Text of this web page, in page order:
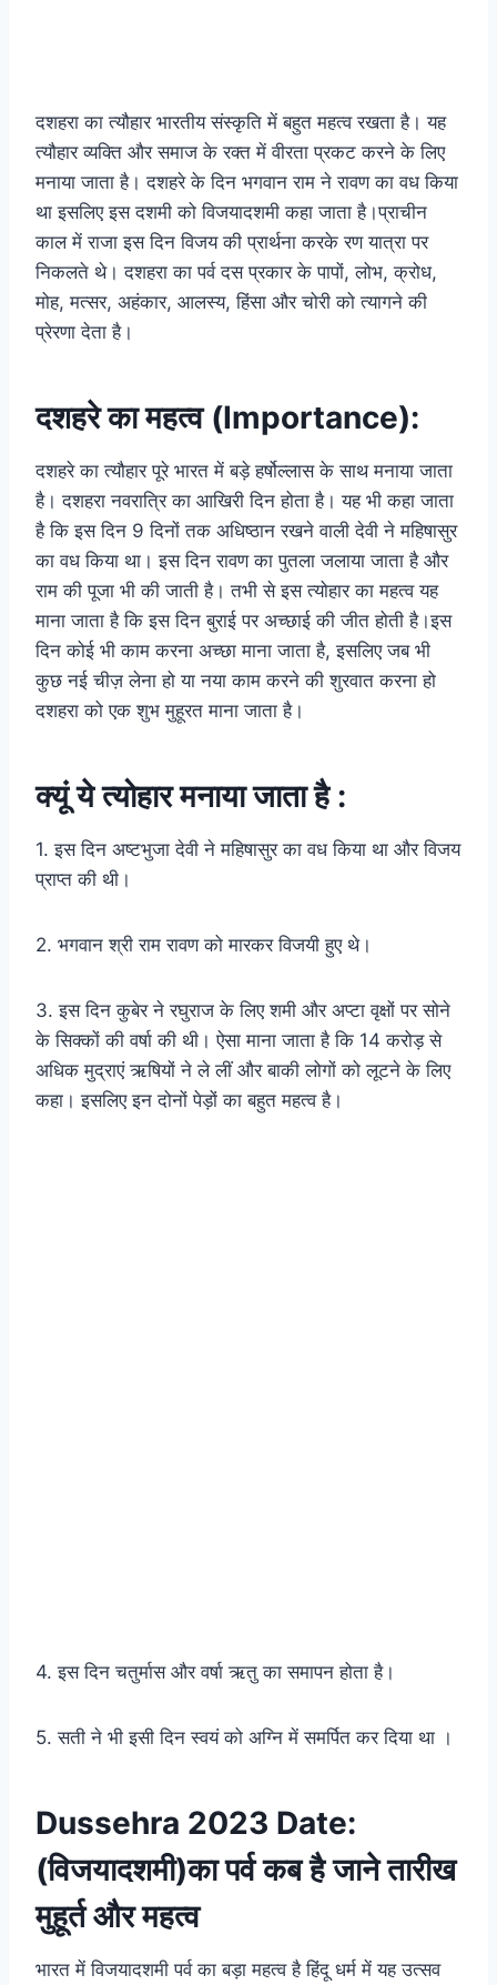
दशहरा का त्यौहार भारतीय संस्कृति में बहुत महत्व रखता है। यह
त्यौहार व्यक्ति और समाज के रक्त में वीरता प्रकट करने के लिए
मनाया जाता है। दशहरे के दिन भगवान राम ने रावण का वध किया
था इसलिए इस दशमी को विजयादशमी कहा जाता है।प्राचीन
काल में राजा इस दिन विजय की प्रार्थना करके रण यात्रा पर
निकलते थे। दशहरा का पर्व दस प्रकार के पापों, लोभ, क्रोध,
मोह, मत्सर, अहंकार, आलस्य, हिंसा और चोरी को त्यागने की
प्रेरणा देता है।
दशहरे का महत्व (Importance):
दशहरे का त्यौहार पूरे भारत में बड़े हर्षोल्लास के साथ मनाया जाता
है। दशहरा नवरात्रि का आखिरी दिन होता है। यह भी कहा जाता
है कि इस दिन 9 दिनों तक अधिष्ठान रखने वाली देवी ने महिषासुर
का वध किया था। इस दिन रावण का पुतला जलाया जाता है और
राम की पूजा भी की जाती है। तभी से इस त्योहार का महत्व यह
माना जाता है कि इस दिन बुराई पर अच्छाई की जीत होती है।इस
दिन कोई भी काम करना अच्छा माना जाता है, इसलिए जब भी
कुछ नई चीज़ लेना हो या नया काम करने की शुरवात करना हो
दशहरा को एक शुभ मुहूरत माना जाता है।
क्यूं ये त्योहार मनाया जाता है :
1. इस दिन अष्टभुजा देवी ने महिषासुर का वध किया था और विजय
प्राप्त की थी।
2. भगवान श्री राम रावण को मारकर विजयी हुए थे।
3. इस दिन कुबेर ने रघुराज के लिए शमी और अप्टा वृक्षों पर सोने
के सिक्कों की वर्षा की थी। ऐसा माना जाता है कि 14 करोड़ से
अधिक मुद्राएं ऋषियों ने ले लीं और बाकी लोगों को लूटने के लिए
कहा। इसलिए इन दोनों पेड़ों का बहुत महत्व है।
4. इस दिन चतुर्मास और वर्षा ऋतु का समापन होता है।
5. सती ने भी इसी दिन स्वयं को अग्नि में समर्पित कर दिया था ।
Dussehra 2023 Date:
(विजयादशमी)का पर्व कब है जाने तारीख
मुहूर्त और महत्व
भारत में विजयादशमी पर्व का बड़ा महत्व है हिंदू धर्म में यह उत्सव